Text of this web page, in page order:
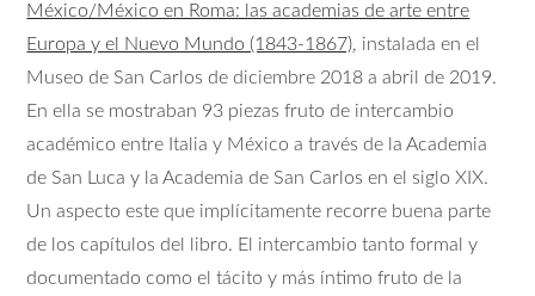
México/México en Roma: las academias de arte entre
Europa y el Nuevo Mundo (1843-1867), instalada en el
Museo de San Carlos de diciembre 2018 a abril de 2019.
En ella se mostraban 93 piezas fruto de intercambio
académico entre Italia y México a través de la Academia
de San Luca y la Academia de San Carlos en el siglo XIX.
Un aspecto este que implícitamente recorre buena parte
de los capítulos del libro. El intercambio tanto formal y
documentado como el tácito y más íntimo fruto de la